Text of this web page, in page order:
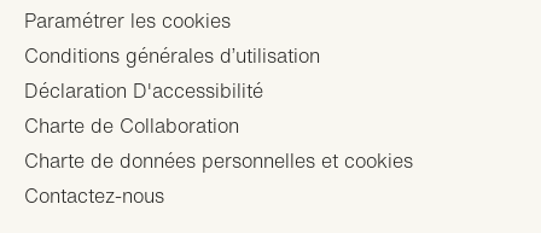
Footer
menu
Paramétrer les cookies
Conditions générales d’utilisation
Déclaration D'accessibilité
Charte de Collaboration
Charte de données personnelles et cookies
Contactez-nous